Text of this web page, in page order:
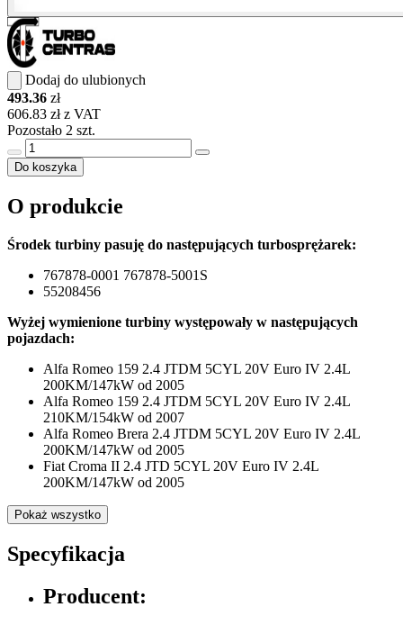
Dodaj do ulubionych
493.36 zł
606.83 zł z VAT
Pozostało 2 szt.
Do koszyka
O produkcie
Środek turbiny pasuję do następujących turbosprężarek:
767878-0001 767878-5001S
55208456
Wyżej wymienione turbiny występowały w następujących
pojazdach:
Alfa Romeo 159 2.4 JTDM 5CYL 20V Euro IV 2.4L
200KM/147kW od 2005
Alfa Romeo 159 2.4 JTDM 5CYL 20V Euro IV 2.4L
210KM/154kW od 2007
Alfa Romeo Brera 2.4 JTDM 5CYL 20V Euro IV 2.4L
200KM/147kW od 2005
Fiat Croma II 2.4 JTD 5CYL 20V Euro IV 2.4L
200KM/147kW od 2005
Pokaż wszystko
Specyfikacja
Producent: